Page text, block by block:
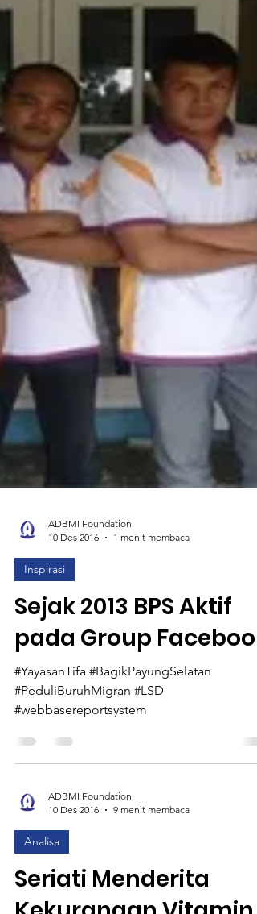
10 Des 2016
1 menit membaca
Inspirasi
Sejak 2013 BPS Aktif
pada Group Facebook
#YayasanTifa #BagikPayungSelatan
10 Des 2016
9 menit membaca
Analisa